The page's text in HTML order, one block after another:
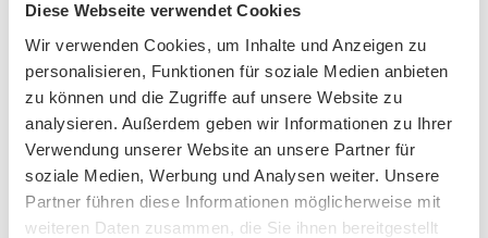
Diese Webseite verwendet Cookies
Wir verwenden Cookies, um Inhalte und Anzeigen zu
personalisieren, Funktionen für soziale Medien anbieten
zu können und die Zugriffe auf unsere Website zu
analysieren. Außerdem geben wir Informationen zu Ihrer
Verwendung unserer Website an unsere Partner für
soziale Medien, Werbung und Analysen weiter. Unsere
Partner führen diese Informationen möglicherweise mit
weiteren Daten zusammen, die Sie ihnen bereitgestellt